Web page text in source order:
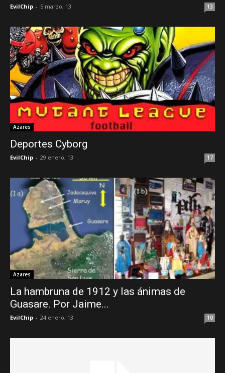
EvilChip - 5 marzo, 13 13
Azares
Deportes Cyborg
EvilChip - 29 enero, 13 17
Azares
La hambruna de 1912 y las ánimas de
Guasare. Por Jaime...
EvilChip - 24 enero, 13 10